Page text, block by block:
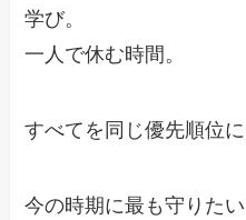
学び。
一人で休む時間。
すべてを同じ優先順位に
今の時期に最も守りた